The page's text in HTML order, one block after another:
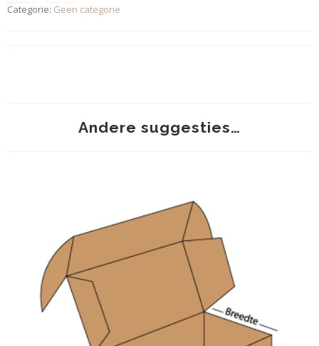
Categorie: Geen categorie
Andere suggesties…